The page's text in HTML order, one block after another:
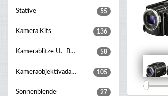
Stative 55
Kamera Kits 136
Kamerablitze U. -beleuchtung 58
Kameraobjektivadapter 105
Sonnenblende 27